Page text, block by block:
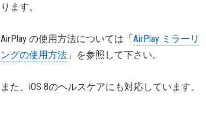
ります。
AirPlay の使用方法については「AirPlay ミラーリ
ングの使用方法 」を参照して下さい。
また、iOS 8のヘルスケアにも対応しています。